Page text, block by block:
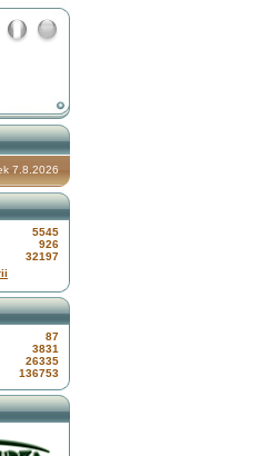
5545
926
32197
87
3831
26335
136753
7.8.2026